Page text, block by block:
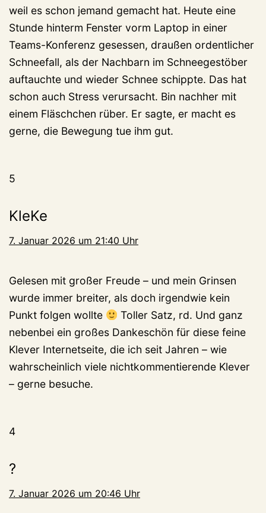
weil es schon jemand gemacht hat. Heute eine
Stunde hinterm Fenster vorm Laptop in einer
Teams-Konferenz gesessen, draußen ordentlicher
Schneefall, als der Nachbarn im Schneegestöber
auftauchte und wieder Schnee schippte. Das hat
schon auch Stress verursacht. Bin nachher mit
einem Fläschchen rüber. Er sagte, er macht es
gerne, die Bewegung tue ihm gut.
5
KleKe
7. Januar 2026 um 21:40 Uhr
Gelesen mit großer Freude – und mein Grinsen
wurde immer breiter, als doch irgendwie kein
Punkt folgen wollte
Toller Satz, rd. Und ganz
nebenbei ein großes Dankeschön für diese feine
Klever Internetseite, die ich seit Jahren – wie
wahrscheinlich viele nichtkommentierende Klever
– gerne besuche.
4
?
7. Januar 2026 um 20:46 Uhr